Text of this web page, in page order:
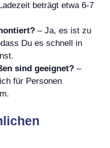
beträgt etwa 6-7
– Ja, es ist zu
Du es schnell in
sind geeignet? –
für Personen